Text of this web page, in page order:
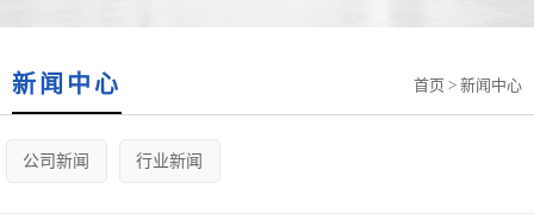
新闻中心 首页 > 新闻中心
公司新闻 行业新闻